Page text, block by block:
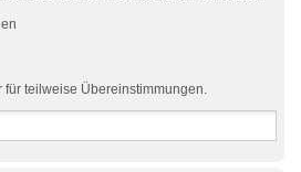
für teilweise Übereinstimmungen.